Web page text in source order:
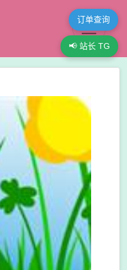
订单查询
📢 站长 TG